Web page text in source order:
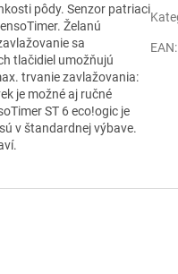
pôdy. Senzor patriaci
Želanú
sa
tlačidiel umožňujú
trvanie zavlažovania:
je možné aj ručné
ST 6 eco!ogic je
v štandardnej výbave.
EAN: